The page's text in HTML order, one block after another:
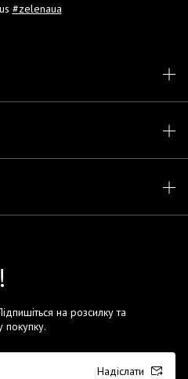
#zelenaua
на розсилку та
Надіслати